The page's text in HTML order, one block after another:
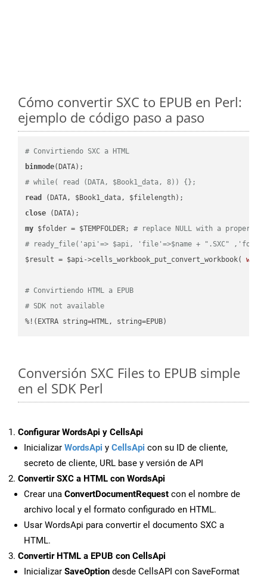
Cómo convertir SXC to EPUB en Perl:
ejemplo de código paso a paso
# Convirtiendo SXC a HTML
binmode
# while( read (DATA, $Book1_data, 8)) {};
read
close
my $folder = $TEMPFOLDER; # replace NULL with a proper
# ready_file('api'=> $api, 'file'=>$name + ".SXC"
$result = $api->cells_workbook_put_convert_workbook(
# Convirtiendo HTML a EPUB
# SDK not available
%!(EXTRA string=HTML, string=EPUB)
Conversión SXC Files to EPUB simple
en el SDK Perl
Configurar WordsApi y CellsApi
Inicializar WordsApi y CellsApi con su ID de cliente,
secreto de cliente, URL base y versión de API
Convertir SXC a HTML con WordsApi
Crear una ConvertDocumentRequest con el nombre de
archivo local y el formato configurado en HTML.
Usar WordsApi para convertir el documento SXC a
HTML.
Convertir HTML a EPUB con CellsApi
Inicializar SaveOption desde CellsAPI con SaveFormat